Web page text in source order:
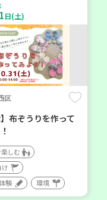
日(土)
区
】布ぞうりを作って
しむ
験
環境